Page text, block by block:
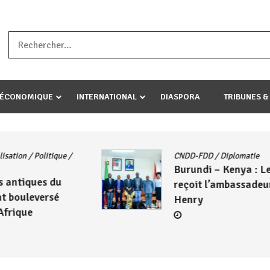
umariye umuryango wawe canke igihugu cakwibarutse
INTERNATIONAL DIASPORA TRIBUNES
Actualités East African Community/
Politique/ Société UA
Le Président Évariste
Ndayishimiye échange avec
Mahamadou Issoufou sur les